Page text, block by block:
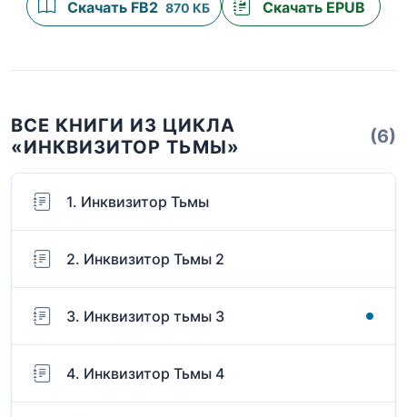
Скачать FB2 870 КБ Скачать EPUB
ВСЕ КНИГИ ИЗ ЦИКЛА
«ИНКВИЗИТОР ТЬМЫ»
(6)
1. Инквизитор Тьмы
2. Инквизитор Тьмы 2
3. Инквизитор тьмы 3
4. Инквизитор Тьмы 4